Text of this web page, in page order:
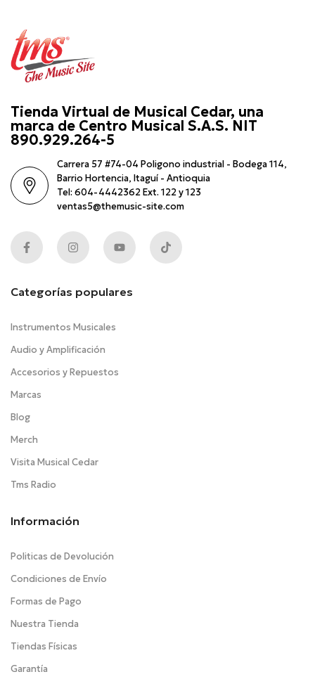
Tienda Virtual de Musical Cedar, una
marca de Centro Musical S.A.S. NIT
890.929.264-5
Carrera 57 #74-04 Poligono industrial - Bodega 114,
Barrio Hortencia, Itaguí - Antioquia
Tel: 604-4442362 Ext. 122 y 123
ventas5@themusic-site.com
Categorías populares
Instrumentos Musicales
Audio y Amplificación
Accesorios y Repuestos
Marcas
Blog
Merch
Visita Musical Cedar
Tms Radio
Información
Politicas de Devolución
Condiciones de Envío
Formas de Pago
Nuestra Tienda
Tiendas Físicas
Garantía